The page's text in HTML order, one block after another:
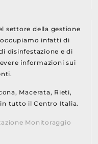
settore della gestione
infatti di
disinfestazione e di
informazioni sui
Macerata, Rieti,
tutto il Centro Italia.
Monitoraggio